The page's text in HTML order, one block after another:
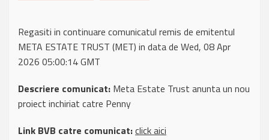
Regasiti in continuare comunicatul remis de emitentul
META ESTATE TRUST (MET) in data de Wed, 08 Apr
2026 05:00:14 GMT
Descriere comunicat: Meta Estate Trust anunta un nou
proiect inchiriat catre Penny
Link BVB catre comunicat:click aici